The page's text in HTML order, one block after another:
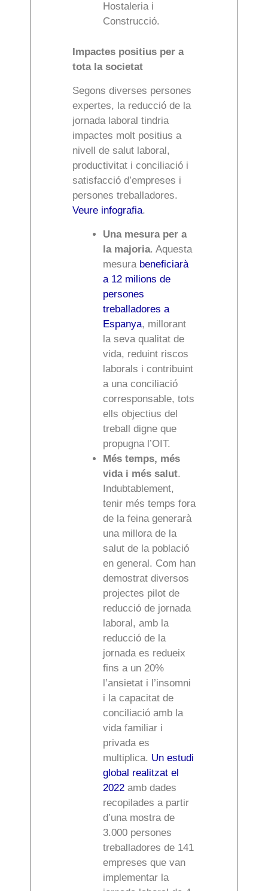
Hostaleria i
Construcció.
Impactes positius per a
tota la societat
Segons diverses persones
expertes, la reducció de la
jornada laboral tindria
impactes molt positius a
nivell de salut laboral,
productivitat i conciliació i
satisfacció d’empreses i
persones treballadores.
Veure infografia.
Una mesura per a
la majoria. Aquesta
mesura beneficiarà
a 12 milions de
persones
treballadores a
Espanya, millorant
la seva qualitat de
vida, reduint riscos
laborals i contribuint
a una conciliació
corresponsable, tots
ells objectius del
treball digne que
propugna l’OIT.
Més temps, més
vida i més salut.
Indubtablement,
tenir més temps fora
de la feina generarà
una millora de la
salut de la població
en general. Com han
demostrat diversos
projectes pilot de
reducció de jornada
laboral, amb la
reducció de la
jornada es redueix
fins a un 20%
l’ansietat i l’insomni
i la capacitat de
conciliació amb la
vida familiar i
privada es
multiplica. Un estudi
global realitzat el
2022 amb dades
recopilades a partir
d’una mostra de
3.000 persones
treballadores de 141
empreses que van
implementar la